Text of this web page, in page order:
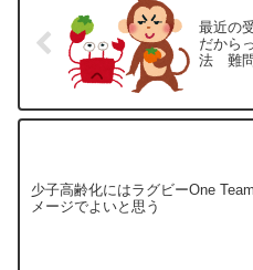
最近の
だから
法 難
少子高齢化にはラグビーOne
メージでよいと思う